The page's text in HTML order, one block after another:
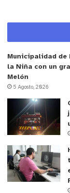
segunda
busca brindar
a toda la
una tarde con
en familia.
y tú, ¿qué opinas?
Municipalidad de
la Niña con un
Melón
5 Agosto, 2026